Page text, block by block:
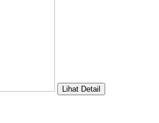
Lihat Detail